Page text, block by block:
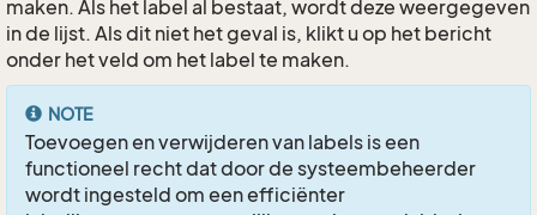
maken. Als het label al bestaat, wordt deze weergegeven
in de lijst. Als dit niet het geval is, klikt u op het bericht
onder het veld om het label te maken.
NOTE
Toevoegen en verwijderen van labels is een
functioneel recht dat door de systeembeheerder
wordt ingesteld om een efficiënter